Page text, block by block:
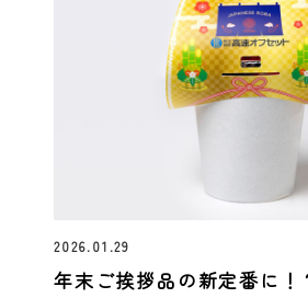
2026.01.29
年末ご挨拶品の新定番に！